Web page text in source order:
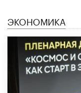
ЭКОНОМИКА